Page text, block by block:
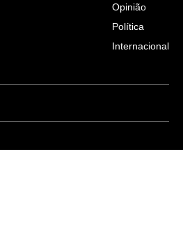
Opinião
Política
Internacional